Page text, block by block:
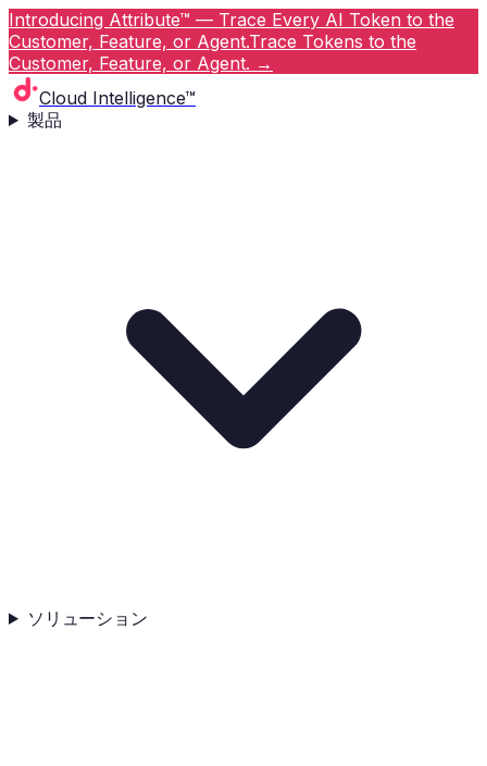
Introducing Attribute™ — Trace Every AI Token to the
Customer, Feature, or Agent.Trace Tokens to the
Customer, Feature, or Agent. →
Cloud Intelligence™
製品
ソリューション